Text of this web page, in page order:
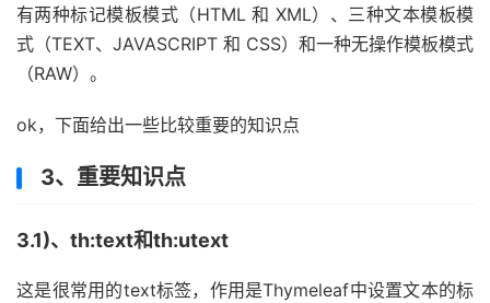
有两种标记模板模式（HTML 和 XML）、三种文本模板模
式（TEXT、JAVASCRIPT 和 CSS）和一种无操作模板模式
（RAW）。
ok，下面给出一些比较重要的知识点
3、重要知识点
3.1)、th:text和th:utext
这是很常用的text标签，作用是Thymeleaf中设置文本的标